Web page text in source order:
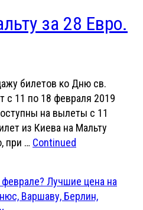
за 28 Евро.
билетов ко Дню св.
с 11 по 18 февраля 2019
на вылеты с 11
из Киева на Мальту
при … Continued